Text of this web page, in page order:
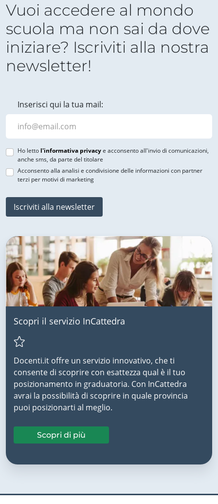
Vuoi accedere al mondo
scuola ma non sai da dove
iniziare? Iscriviti alla nostra
newsletter!
Inserisci qui la tua mail:
Ho letto l'informativa privacye acconsento all'invio di comunicazioni,
anche sms, da parte del titolare
Acconsento alla analisi e condivisione delle informazioni con partner
terzi per motivi di marketing
Iscriviti alla newsletter
Scopri il servizio InCattedra
Docenti.it offre un servizio innovativo, che ti
consente di scoprire con esattezza qual è il tuo
posizionamento in graduatoria. Con InCattedra
avrai la possibilità di scoprire in quale provincia
puoi posizionarti al meglio.
Scopri di più